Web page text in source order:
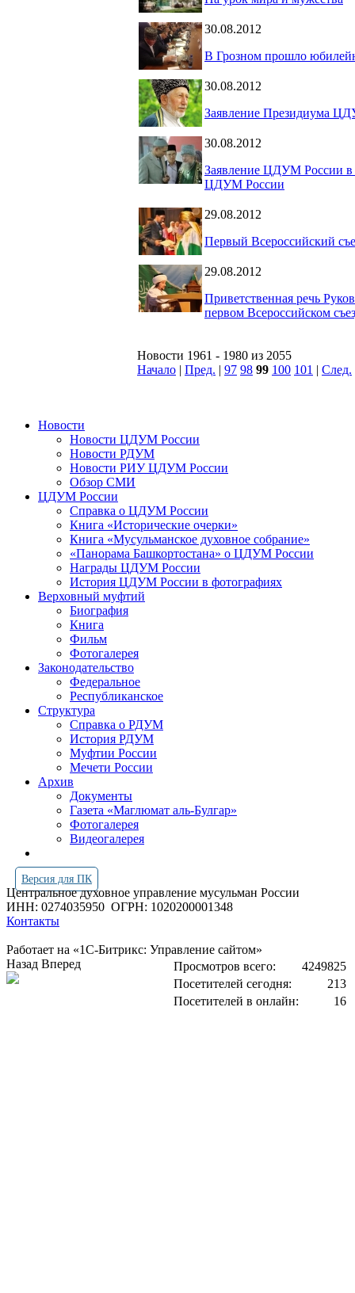
30.08.2012
В Грозном прошло
30.08.2012
Заявление Президиума
30.08.2012
Заявление ЦДУМ России
ЦДУМ России
29.08.2012
Первый Всероссийский
29.08.2012
Приветственная речь
первом Всероссийском
Новости 1961 - 1980 из 2055
Начало | Пред. | 97 98 99 100 101 | След.
Новости
Новости ЦДУМ России
Новости РДУМ
Новости РИУ ЦДУМ России
Обзор СМИ
ЦДУМ России
Справка о ЦДУМ России
Книга «Исторические очерки»
Книга «Мусульманское духовное собрание»
«Панорама Башкортостана» о ЦДУМ России
Награды ЦДУМ России
История ЦДУМ России в фотографиях
Верховный муфтий
Биография
Книга
Фильм
Фотогалерея
Законодательство
Федеральное
Республиканское
Структура
Справка о РДУМ
История РДУМ
Муфтии России
Мечети России
Архив
Документы
Газета «Маглюмат аль-Булгар»
Фотогалерея
Видеогалерея
Версия для ПК
Центральное духовное управление мусульман России
ИНН: 0274035950 ОГРН: 1020200001348
Контакты
Работает на «1С-Битрикс: Управление сайтом»
Просмотров всего:
4249825
Посетителей сегодня:
213
Посетителей в онлайн:
16
Назад Вперед